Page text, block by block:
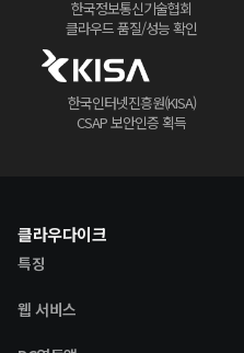
한국정보통신기술협회
클라우드 품질/성능 확인
한국인터넷진흥원(KISA)
CSAP 보안인증 획득
클라우다이크
특징
웹 서비스